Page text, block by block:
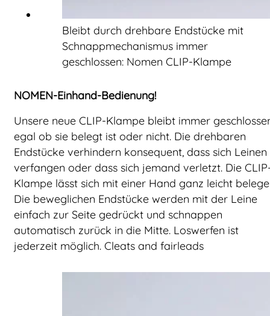
Bleibt durch drehbare Endstücke mit
Schnappmechanismus immer
geschlossen: Nomen CLIP-Klampe
NOMEN-Einhand-Bedienung!
Unsere neue CLIP-Klampe bleibt immer
egal ob sie belegt ist oder nicht. Die drehbaren
Endstücke verhindern konsequent, dass sich Leinen
verfangen oder dass sich jemand verletzt. Die
Klampe lässt sich mit einer Hand ganz leicht
Die beweglichen Endstücke werden mit der Leine
einfach zur Seite gedrückt und schnappen
automatisch zurück in die Mitte. Loswerfen ist
jederzeit möglich. Cleats and fairleads